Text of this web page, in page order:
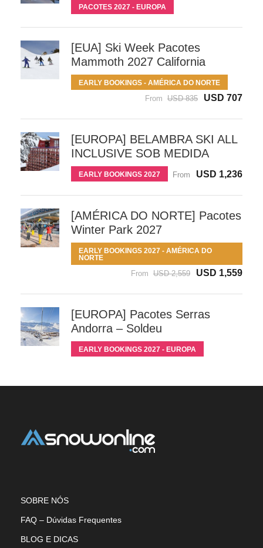
PACOTES 2027 - EUROPA
[EUA] Ski Week Pacotes
Mammoth 2027 California
EARLY BOOKINGS - AMÉRICA DO NORTE
From USD 835 USD 707
[EUROPA] BELAMBRA SKI ALL
INCLUSIVE SOB MEDIDA
EARLY BOOKINGS 2027 From USD 1,236
[AMÉRICA DO NORTE] Pacotes
Winter Park 2027
EARLY BOOKINGS 2027 - AMÉRICA DO
NORTE
From USD 2,559 USD 1,559
[EUROPA] Pacotes Serras
Andorra – Soldeu
EARLY BOOKINGS 2027 - EUROPA
SOBRE NÓS
FAQ – Dúvidas Frequentes
BLOG E DICAS